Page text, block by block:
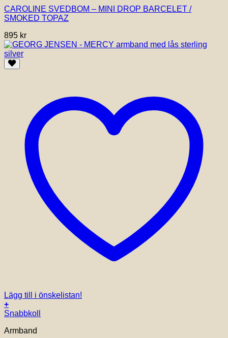
CAROLINE SVEDBOM – MINI DROP BARCELET /
SMOKED TOPAZ
895 kr
Lägg till i önskelistan!
+
Den
produkten
Snabbkoll
Armband